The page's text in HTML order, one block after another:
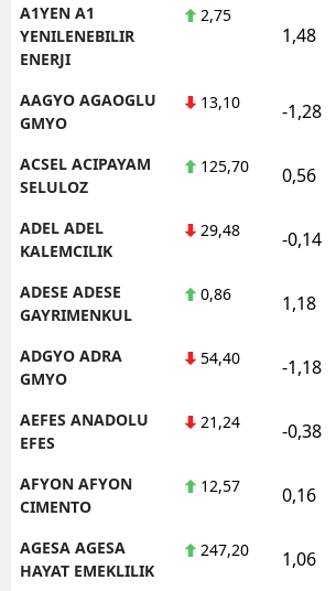
A1YEN A1
YENILENEBILIR
ENERJI
2,75
1,48
AAGYO AGAOGLU
GMYO
13,10 -1,28
ACSEL ACIPAYAM
SELULOZ
125,70 0,56
ADEL ADEL
KALEMCILIK
29,48 -0,14
ADESE ADESE
GAYRIMENKUL
0,86 1,18
ADGYO ADRA
GMYO
54,40 -1,18
AEFES ANADOLU
EFES
21,24 -0,38
AFYON AFYON
CIMENTO
12,57 0,16
AGESA AGESA
HAYAT EMEKLILIK
247,20 1,06